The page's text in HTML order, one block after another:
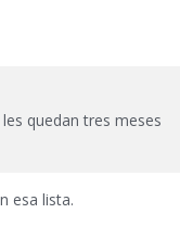
quedan tres meses
esa lista.